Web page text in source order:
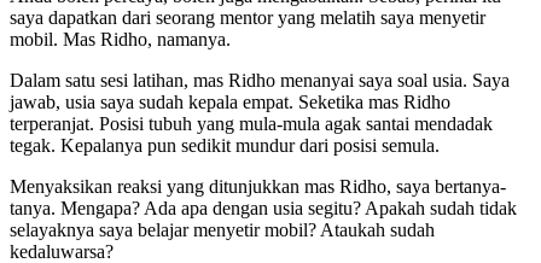
saya dapatkan dari seorang mentor yang melatih saya menyetir
mobil. Mas Ridho, namanya.
Dalam satu sesi latihan, mas Ridho menanyai saya soal usia. Saya
jawab, usia saya sudah kepala empat. Seketika mas Ridho
terperanjat. Posisi tubuh yang mula-mula agak santai mendadak
tegak. Kepalanya pun sedikit mundur dari posisi semula.
Menyaksikan reaksi yang ditunjukkan mas Ridho, saya bertanya-
tanya. Mengapa? Ada apa dengan usia segitu? Apakah sudah tidak
selayaknya saya belajar menyetir mobil? Ataukah sudah
kedaluwarsa?